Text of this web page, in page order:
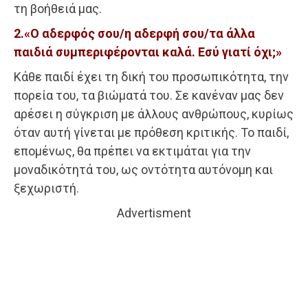
τη βοήθειά μας.
2.«Ο αδερφός σου/η αδερφή σου/τα άλλα
παιδιά συμπεριφέρονται καλά. Εσύ γιατί όχι;»
Κάθε παιδί έχει τη δική του προσωπικότητα, την
πορεία του, τα βιώματά του. Σε κανέναν μας δεν
αρέσει η σύγκριση με άλλους ανθρώπους, κυρίως
όταν αυτή γίνεται με πρόθεση κριτικής. Το παιδί,
επομένως, θα πρέπει να εκτιμάται για την
μοναδικότητά του, ως οντότητα αυτόνομη και
ξεχωριστή.
Advertisment